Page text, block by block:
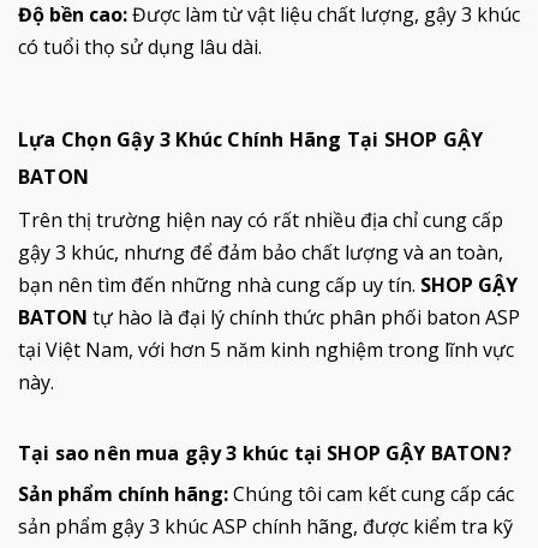
Độ bền cao:Được làm từ vật liệu chất lượng, gậy 3 khúc
có tuổi thọ sử dụng lâu dài.
Lựa Chọn Gậy 3 Khúc Chính Hãng Tại SHOP GẬY
BATON
Trên thị trường hiện nay có rất nhiều địa chỉ cung cấp
gậy 3 khúc, nhưng để đảm bảo chất lượng và an toàn,
bạn nên tìm đến những nhà cung cấp uy tín. SHOP GẬY
BATON tự hào là đại lý chính thức phân phối baton ASP
tại Việt Nam, với hơn 5 năm kinh nghiệm trong lĩnh vực
này.
Tại sao nên mua gậy 3 khúc tại SHOP GẬY BATON?
Sản phẩm chính hãng:Chúng tôi cam kết cung cấp các
sản phẩm gậy 3 khúc ASP chính hãng, được kiểm tra kỹ